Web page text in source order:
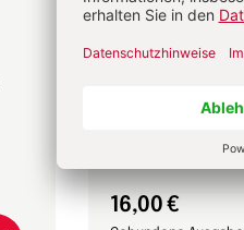
16,00 €